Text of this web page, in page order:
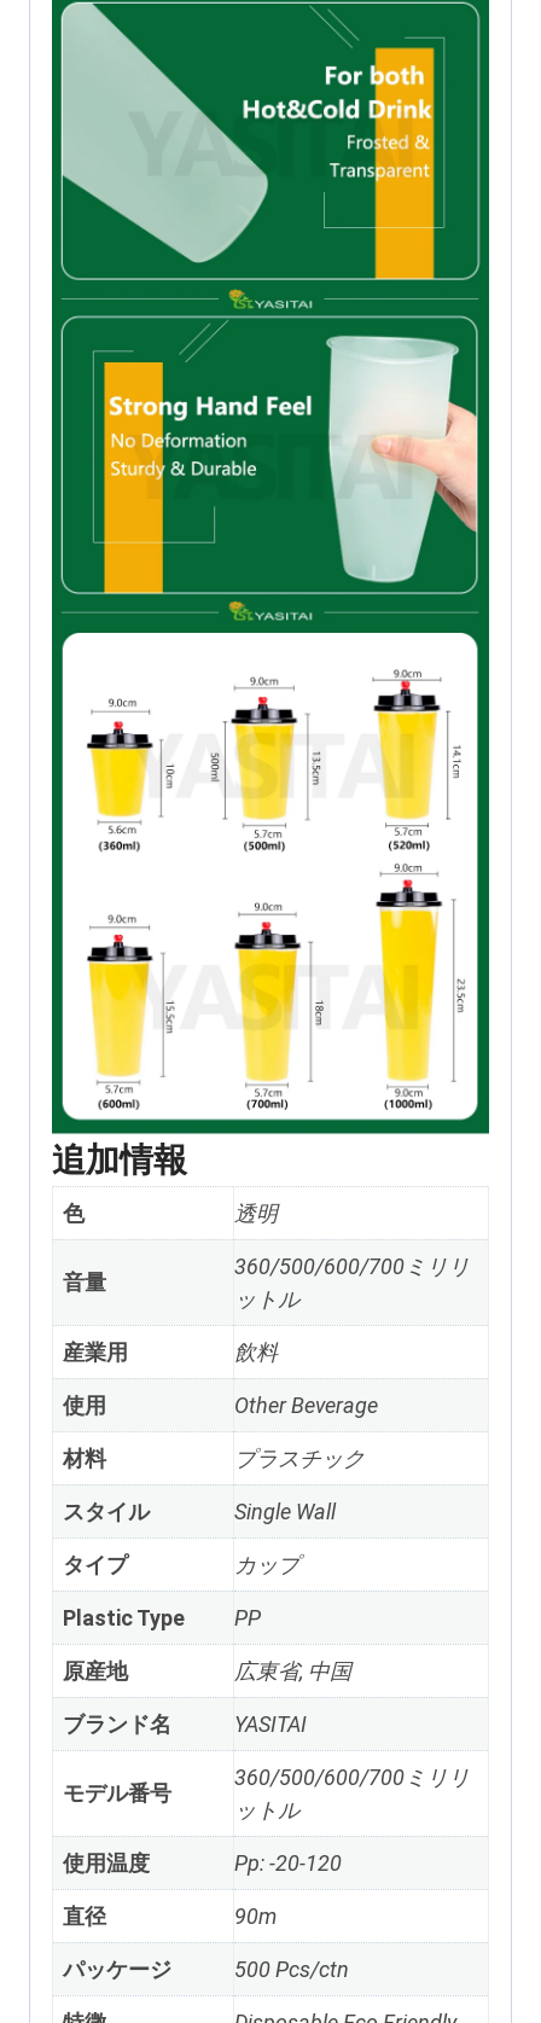
追加情報
色 透明
音量
360/500/600/700ミリリ
ットル
産業用 飲料
使用 Other Beverage
材料 プラスチック
スタイル Single Wall
タイプ カップ
Plastic Type PP
原産地 広東省, 中国
ブランド名 YASITAI
モデル番号
360/500/600/700ミリリ
ットル
使用温度 Pp: -20-120
直径 90m
パッケージ 500Pcs/ctn